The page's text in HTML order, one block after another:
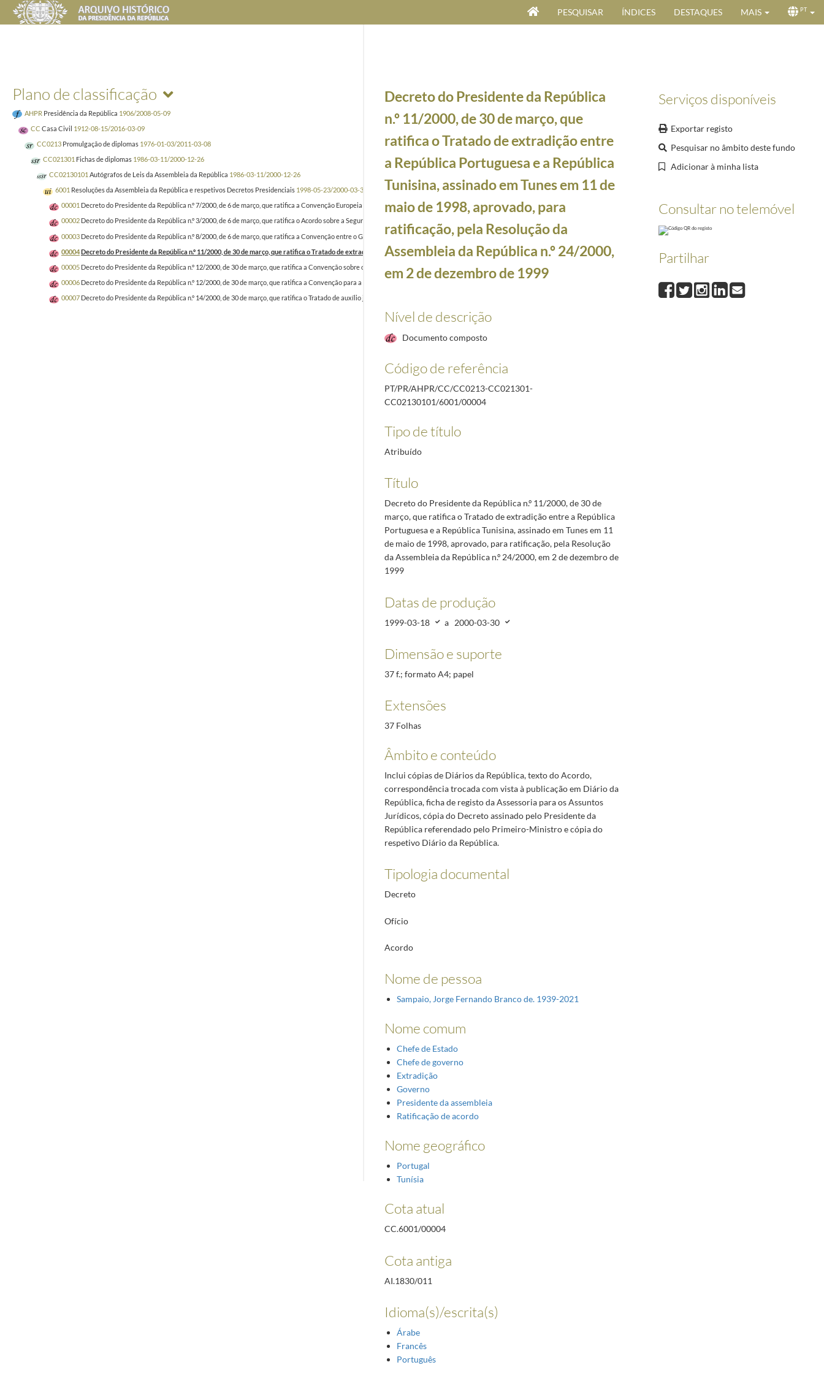
PESQUISAR ÍNDICES DESTAQUES MAIS PT
Plano de classificação
AHPR Presidência da República 1906/2008-05-09
CC Casa Civil 1912-08-15/2016-03-09
CC0213 Promulgação de diplomas 1976-01-03/2011-03-08
CC021301 Fichas de diplomas 1986-03-11/2000-12-26
CC02130101 Autógrafos de Leis da Assembleia da República 1986-03-11/2000-12-26
6001 Resoluções da Assembleia da República e respetivos Decretos Presidenciais 1998-05-23/2000-03-30
00001 Decreto do Presidente da República n.º 7/2000, de 6 de março, que ratifica a Convenção Europeia sobre a Nacionalidade, aberta à assinatura dos Estados membros do Conselho da Europa em Estrasburgo em 26 de novembro de 1997, aprovada, para
00002 Decreto do Presidente da República n.º 3/2000, de 6 de março, que ratifica o Acordo sobre a Segurança da Informação entre os Estados parte do Tratado do Atlântico Norte, concluído em Bruxelas em 6 de março de 1997, aprovado, para ratificação, pela
00003 Decreto do Presidente da República n.º 8/2000, de 6 de março, que ratifica a Convenção entre o Governo da República Portuguesa e o Governo da República da Índia para evitar a dupla tributação e prevenir a evasão fiscal em matéria de impostos
00004Decreto do Presidente da República n.º 11/2000, de 30 de março, que ratifica o Tratado de extradição entre a República Portuguesa e a República Tunisina, assinado em Tunes em 11 de maio de 1998, aprovado, para ratificação, pela Resolução da
00005 Decreto do Presidente da República n.º 12/2000, de 30 de março, que ratifica a Convenção sobre o reconhecimento das qualificações relativas ao ensino superior na Região Europa, aberta à assinatura dos Estados membros do Conselho da Europa em
00006 Decreto do Presidente da República n.º 12/2000, de 30 de março, que ratifica a Convenção para a proteção dos bens culturais em caso de conflito armado, adotada na Haia em 14 de maio de 1954, aprovada, para ratificação, pela Resolução da Assembleia
00007 Decreto do Presidente da República n.º 14/2000, de 30 de março, que ratifica o Tratado de auxílio judiciário mútuo em matéria penal entra a República Portuguesa e a República Tunisina, assinado em Tunes em 11 de maio de 1998, aprovado, para
Serviços disponíveis
Exportar registo
Pesquisar no âmbito deste fundo
Adicionar à minha lista
Consultar no telemóvel
Partilhar
Decreto do Presidente da República
n.º 11/2000, de 30 de março, que
ratifica o Tratado de extradição entre
a República Portuguesa e a República
Tunisina, assinado em Tunes em 11 de
maio de 1998, aprovado, para
ratificação, pela Resolução da
Assembleia da República n.º 24/2000,
em 2 de dezembro de 1999
Nível de descrição
Documento composto
Código de referência
PT/PR/AHPR/CC/CC0213-CC021301-
CC02130101/6001/00004
Tipo de título
Atribuído
Título
Decreto do Presidente da República n.º 11/2000, de 30 de
março, que ratifica o Tratado de extradição entre a República
Portuguesa e a República Tunisina, assinado em Tunes em 11
de maio de 1998, aprovado, para ratificação, pela Resolução
da Assembleia da República n.º 24/2000, em 2 de dezembro de
1999
Datas de produção
1999-03-18 a 2000-03-30
Dimensão e suporte
37 f.; formato A4; papel
Extensões
37 Folhas
Âmbito e conteúdo
Inclui cópias de Diários da República, texto do Acordo,
correspondência trocada com vista à publicação em Diário da
República, ficha de registo da Assessoria para os Assuntos
Jurídicos, cópia do Decreto assinado pelo Presidente da
República referendado pelo Primeiro-Ministro e cópia do
respetivo Diário da República.
Tipologia documental
Decreto
Ofício
Acordo
Nome de pessoa
Sampaio, Jorge Fernando Branco de. 1939-2021
Nome comum
Chefe de Estado
Chefe de governo
Extradição
Governo
Presidente da assembleia
Ratificação de acordo
Nome geográfico
Portugal
Tunísia
Cota atual
CC.6001/00004
Cota antiga
AI.1830/011
Idioma(s)/escrita(s)
Árabe
Francês
Português